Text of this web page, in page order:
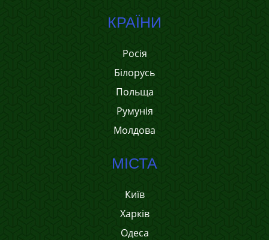
КРАЇНИ
Росія
Білорусь
Польща
Румунія
Молдова
МІСТА
Київ
Харків
Одеса